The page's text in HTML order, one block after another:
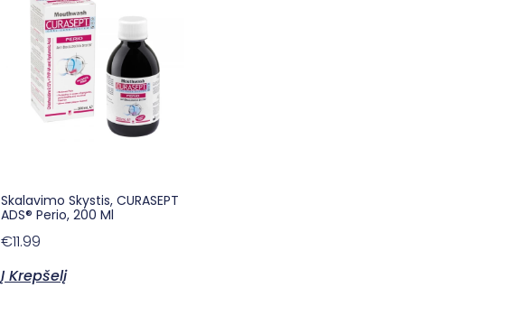
Skalavimo Skystis, CURASEPT
ADS® Perio, 200 Ml
€11.99
Į Krepšelį